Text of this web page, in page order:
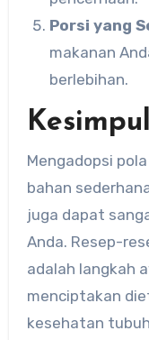
Porsi yang
makanan
berlebihan.
Mengadopsi
bahan
juga dapat
Anda. Resep-
adalah langkah
menciptakan
kesehatan